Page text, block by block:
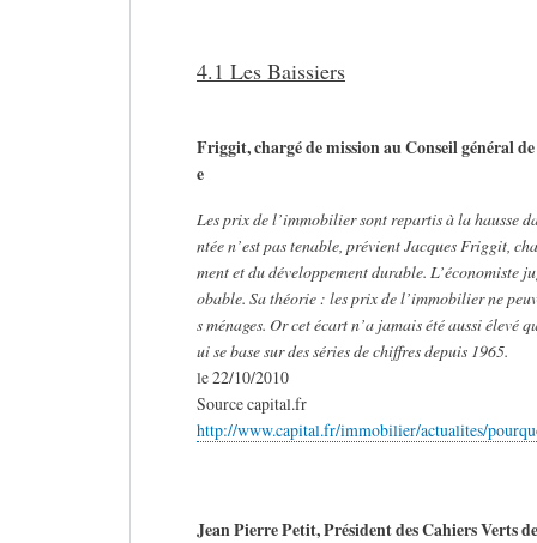
4.1 Les Baissiers
Friggit, chargé de mission au Conseil général
e
Les prix de l’immobilier sont repartis à la hausse
ntée n’est pas tenable, prévient Jacques Friggit,
ment et du développement durable. L’économiste
obable. Sa théorie : les prix de l’immobilier ne
s ménages. Or cet écart n’a jamais été aussi élevé
ui se base sur des séries de chiffres depuis 1965.
le 22/10/2010
Source capital.fr
http://www.capital.fr/immobilier/actualites/
Jean Pierre Petit, Président des Cahiers Verts